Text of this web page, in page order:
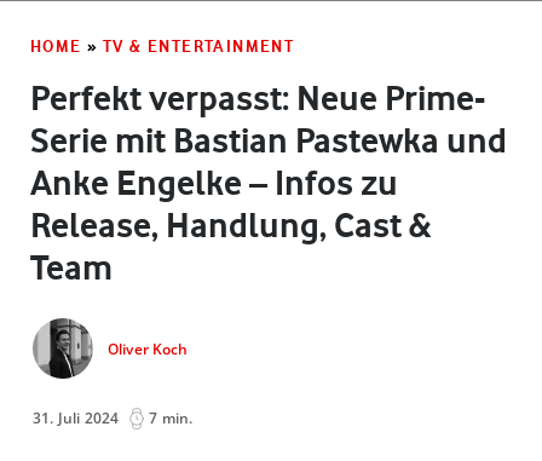
HOME » TV & ENTERTAINMENT
Perfekt verpasst: Neue Prime-
Serie mit Bastian Pastewka und
Anke Engelke – Infos zu
Release, Handlung, Cast &
Team
Oliver Koch
31. Juli 2024 7 min.